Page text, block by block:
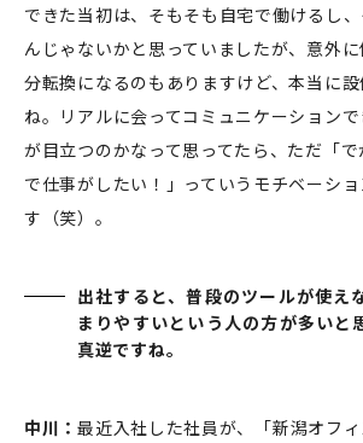
できた当初は、そもそも自宅で働けるし
んじゃないかと思っていましたが、意外
分転換になるのもありますけど、本当に
ね。リアルに会ってコミュニケーション
が目立つのかなって思ってたら、ただ「
で仕事がしたい！」っていうモチベーシ
す（笑）。
出社すると、普段のツールが使え
まりやすいという人の方が多いと
真逆ですね。
中川：最近入社した社員が、「新潟オフ